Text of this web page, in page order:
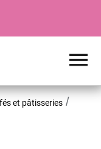
et pâtisseries